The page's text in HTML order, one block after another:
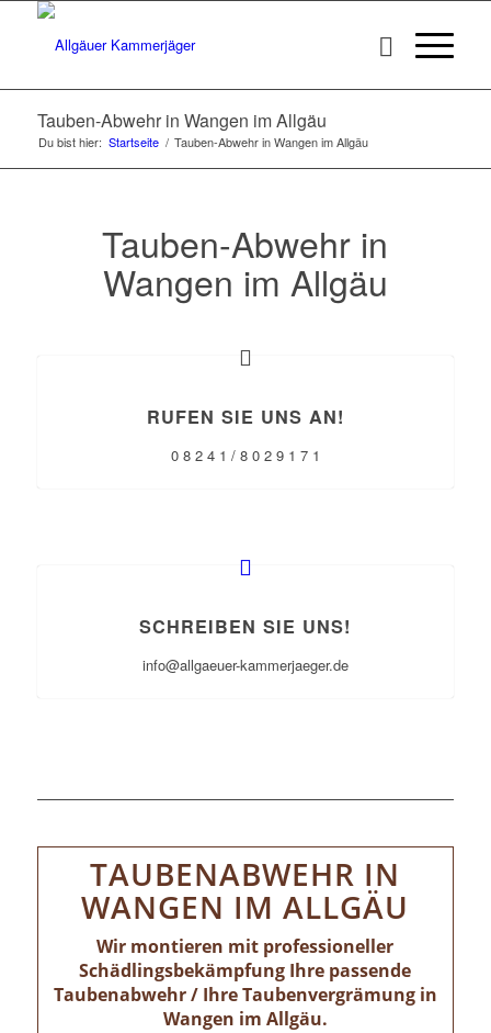
Tauben-Abwehr in Wangen im Allgäu
Du bist hier: Startseite / Tauben-Abwehr in Wangen im Allgäu
Tauben-Abwehr in
Wangen im Allgäu
RUFEN SIE UNS AN!
0 8 2 4 1 / 8 0 2 9 1 7 1
SCHREIBEN SIE UNS!
info@allgaeuer-kammerjaeger.de
TAUBENABWEHR IN
WANGEN IM ALLGÄU
Wir montieren mit professioneller
Schädlingsbekämpfung Ihre passende
Taubenabwehr / Ihre Taubenvergrämung in
Wangen im Allgäu.